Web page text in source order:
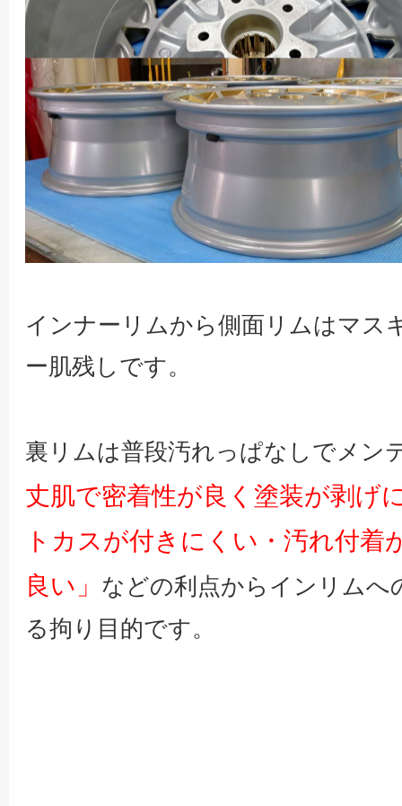
インナーリムから側面リムはマス
ー肌残しです。
裏リムは普段汚れっぱなしでメン
丈肌で密着性が良く塗装が剥げ
トカスが付きにくい・汚れ付
良い」
などの利点からインリムへ
る拘り目的です。